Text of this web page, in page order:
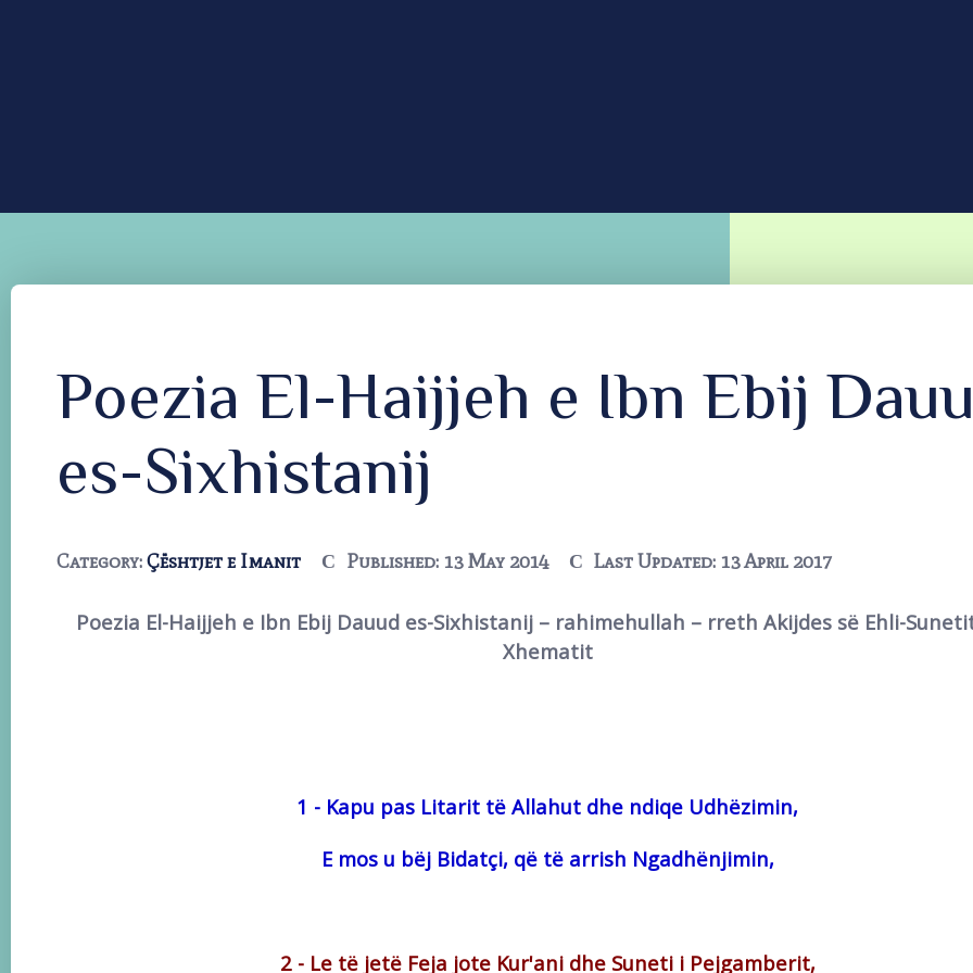
Poezia El-Haijjeh e Ibn Ebij
es-Sixhistanij
Category:Çështjet e Imanit Published: 13 May 2014 Last Updated: 13 April 2017
Poezia El-Haijjeh e Ibn Ebij Dauud es-Sixhistanij – rahimehullah – rreth Akijdes së Ehli-
Xhematit
1 - Kapu pas Litarit të Allahut dhe ndiqe Udhëzimin,
E mos u bëj Bidatçi, që të arrish Ngadhënjimin,
2 - Le të jetë Feja jote Kur'ani dhe Suneti i Pejgamberit,